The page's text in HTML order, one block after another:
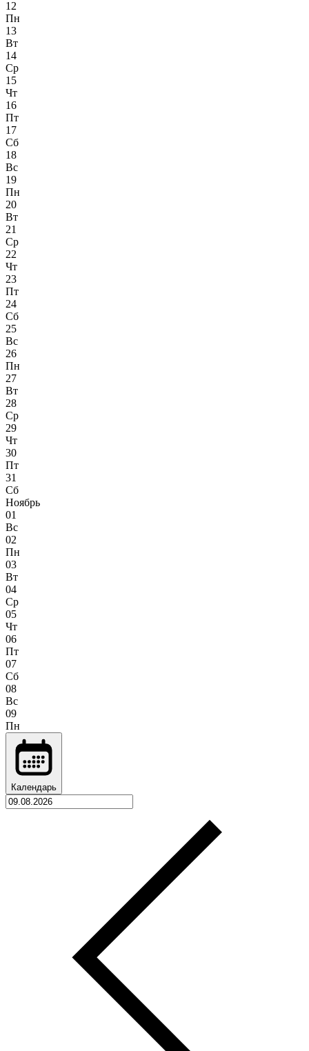
12
Пн
13
Вт
14
Ср
15
Чт
16
Пт
17
Сб
18
Вс
19
Пн
20
Вт
21
Ср
22
Чт
23
Пт
24
Сб
25
Вс
26
Пн
27
Вт
28
Ср
29
Чт
30
Пт
31
Сб
Ноябрь
01
Вс
02
Пн
03
Вт
04
Ср
05
Чт
06
Пт
07
Сб
08
Вс
09
Пн
Календарь